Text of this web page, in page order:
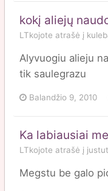
kokį aliejų
LTkojote atrašė į
Alyvuogiu alieju
tik saulegrazu
Balandžio 9, 2010
Ka labiausiai
LTkojote atrašė į
Megstu be galo